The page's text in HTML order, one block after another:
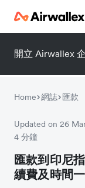
開立 Airwallex
Home 網誌 匯款
Updated on 26
4 分鐘
匯款到印尼
續費及時間
立即觀看 3
請填寫資料以觀